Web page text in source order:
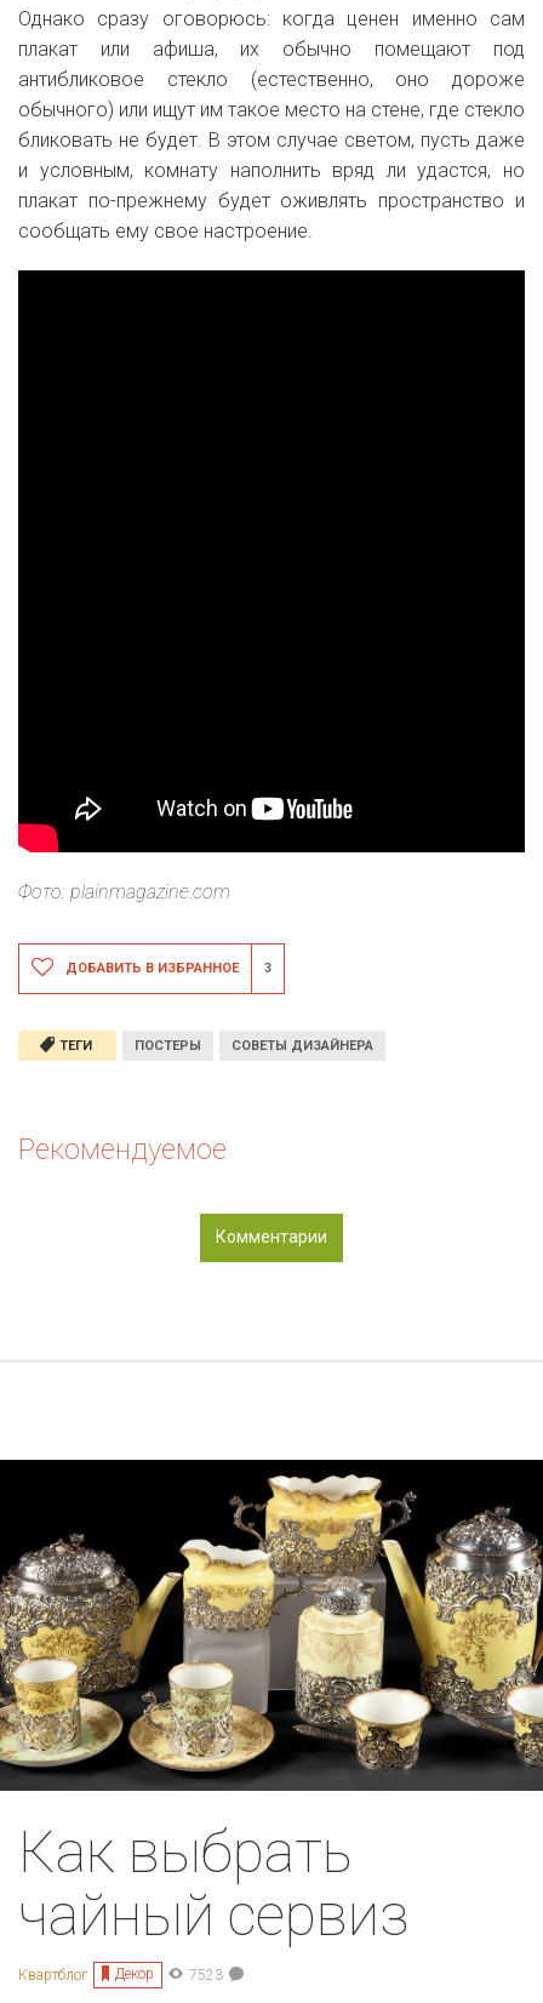
Однако сразу оговорюсь: когда ценен именно сам
плакат или афиша, их обычно помещают под
антибликовое стекло (естественно, оно дороже
обычного) или ищут им такое место на стене, где стекло
бликовать не будет. В этом случае светом, пусть даже
и условным, комнату наполнить вряд ли удастся, но
плакат по-прежнему будет оживлять пространство и
сообщать ему свое настроение.
Фото: plainmagazine.com
ДОБАВИТЬ В ИЗБРАННОЕ 3
ТЕГИ ПОСТЕРЫ СОВЕТЫ ДИЗАЙНЕРА
Рекомендуемое
Комментарии
Как выбрать
чайный сервиз
Квартблог Декор 7523